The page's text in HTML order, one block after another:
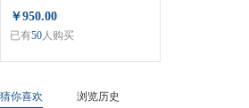
￥950.00
已有50人购买
猜你喜欢 浏览历史